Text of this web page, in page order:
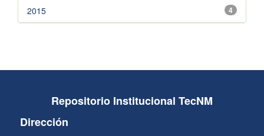
4
2015
Repositorio Institucional TecNM
Dirección